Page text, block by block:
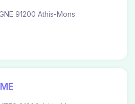
91200 Athis-Mons